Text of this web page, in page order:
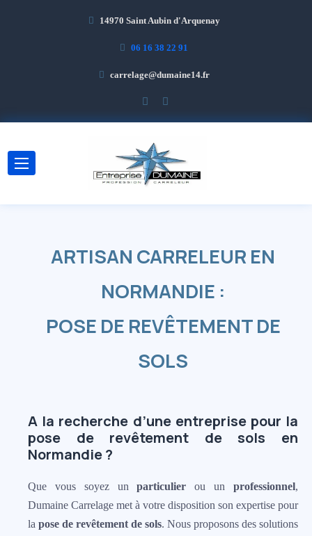
14970 Saint Aubin d'Arquenay
06 16 38 22 91
carrelage@dumaine14.fr
ARTISAN CARRELEUR EN
NORMANDIE :
POSE DE REVÊTEMENT DE
SOLS
A la recherche d’une entreprise pour la
pose de revêtement de sols en
Normandie ?
Que vous soyez unparticulier ou unprofessionnel,
Dumaine Carrelage met à votre disposition son expertise pour
la pose de revêtement de sols. Nous proposons des solutions